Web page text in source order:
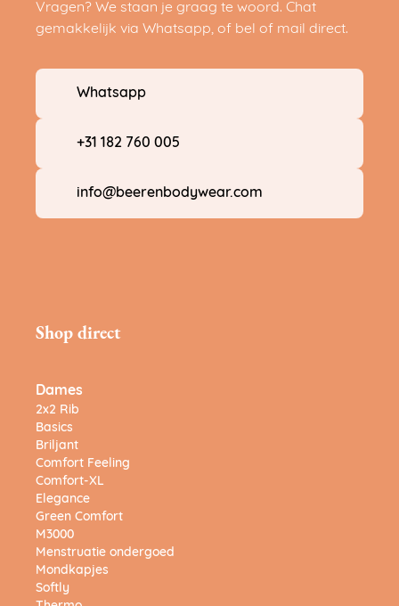
Vragen? We staan je graag te woord. Chat
gemakkelijk via Whatsapp, of bel of mail direct.
Whatsapp
+31 182 760 005
info@beerenbodywear.com
Shop direct
Dames
2x2 Rib
Basics
Briljant
Comfort Feeling
Comfort-XL
Elegance
Green Comfort
M3000
Menstruatie ondergoed
Mondkapjes
Softly